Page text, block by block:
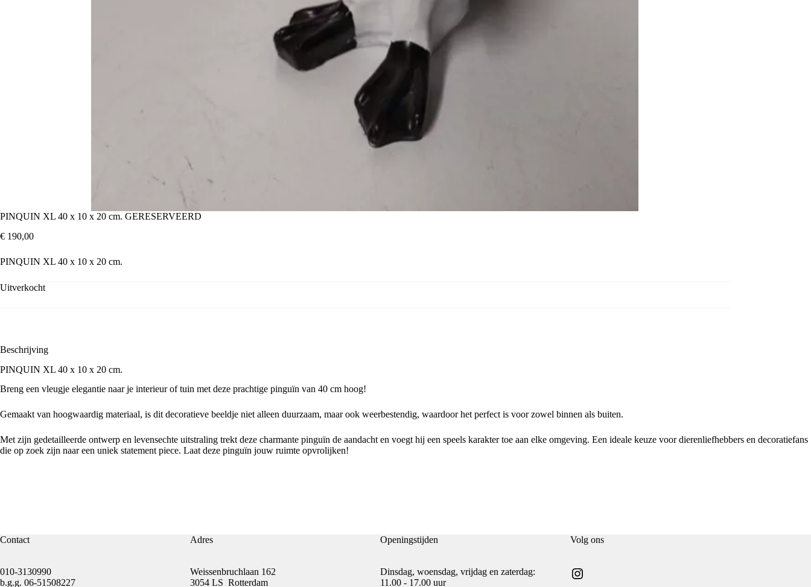
PINQUIN XL 40 x 10 x 20 cm. GERESERVEERD
€ 190,00
PINQUIN XL 40 x 10 x 20 cm.
Uitverkocht
Beschrijving
PINQUIN XL 40 x 10 x 20 cm.
Breng een vleugje elegantie naar je interieur of tuin met deze prachtige pinguïn van 40 cm hoog!
Gemaakt van hoogwaardig materiaal, is dit decoratieve beeldje niet alleen duurzaam, maar ook weerbestendig, waardoor het perfect is voor zowel binnen als buiten.
Met zijn gedetailleerde ontwerp en levensechte uitstraling trekt deze charmante pinguïn de aandacht en voegt hij een speels karakter toe aan elke omgeving. Een ideale keuze voor dierenliefhebbers en decoratiefans
die op zoek zijn naar een uniek statement piece. Laat deze pinguïn jouw ruimte opvrolijken!
Contact
010-3130990
b.g.g. 06-51508227
Adres
Weissenbruchlaan 162
3054 LS Rotterdam
Openingstijden
Dinsdag, woensdag, vrijdag en zaterdag:
11.00 - 17.00 uur
Volg ons
Instagram